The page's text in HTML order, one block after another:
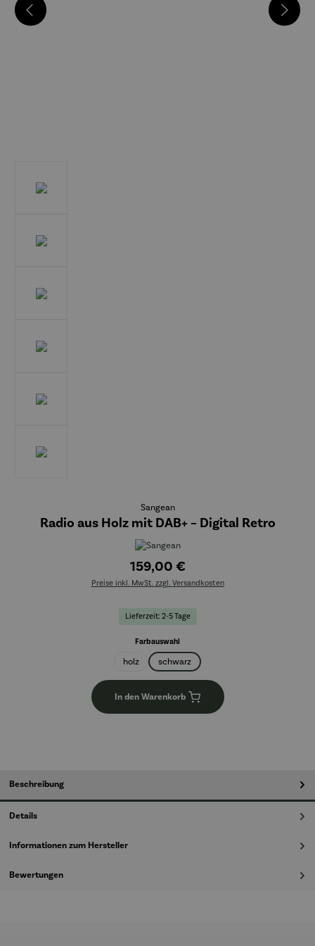
Sangean
Radio aus Holz mit DAB+ – Digital Retro
159,00 €
Preise inkl. MwSt. zzgl. Versandkosten
Lieferzeit: 2-5 Tage
Farbauswahl
holz schwarz
In den Warenkorb
Beschreibung
Details
Informationen zum Hersteller
Bewertungen